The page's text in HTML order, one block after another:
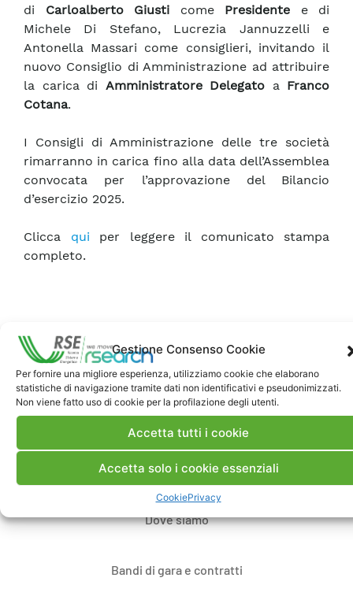
Gestione Consenso Cookie
Per fornire una migliore esperienza, utilizziamo cookie che elaborano
statistiche di navigazione tramite dati non identificativi e pseudonimizzati.
Non viene fatto uso di cookie per la profilazione degli utenti.
Accetta tutti i cookie
Accetta solo i cookie essenziali
CookiePrivacy
di Carloalberto Giusti come Presidente e di
Michele Di Stefano, Lucrezia Jannuzzelli e
Antonella Massari come consiglieri, invitando il
nuovo Consiglio di Amministrazione ad attribuire
la carica di Amministratore Delegato a Franco
Cotana.
I Consigli di Amministrazione delle tre società
rimarranno in carica fino alla data dell’Assemblea
convocata per l’approvazione del Bilancio
d’esercizio 2025.
Clicca qui per leggere il comunicato stampa
completo.
Contatti
Note Legali
Dove siamo
Bandi di gara e contratti